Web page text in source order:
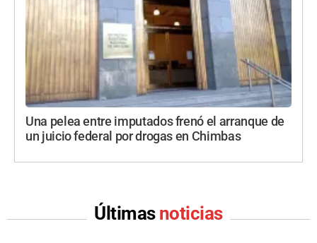
Una pelea entre imputados frenó el arranque de
un juicio federal por drogas en Chimbas
Últimas noticias